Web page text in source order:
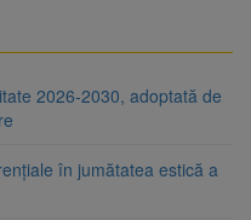
2026-2030, adoptată de
în jumătatea estică a